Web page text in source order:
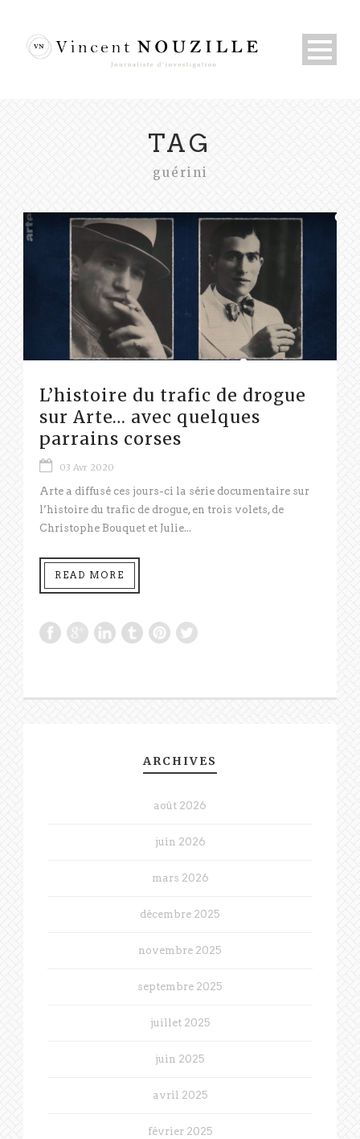
TAG
guérini
L’histoire du trafic de drogue
sur Arte… avec quelques
parrains corses
03 Avr 2020
Arte a diffusé ces jours-ci la série documentaire sur
l’histoire du trafic de drogue, en trois volets, de
Christophe Bouquet et Julie...
READ MORE
ARCHIVES
août 2026
juin 2026
mars 2026
décembre 2025
novembre 2025
septembre 2025
juillet 2025
juin 2025
avril 2025
février 2025